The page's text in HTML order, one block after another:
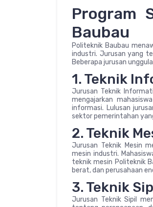
Program
Baubau
Politeknik Baubau
industri. Jurusan yang
Beberapa jurusan
1. Teknik
Jurusan Teknik
mengajarkan
informasi. Lulusan
sektor pemerintahan
2. Teknik
Jurusan Teknik Mesin
mesin industri.
teknik mesin Politeknik
berat, dan perusahaan
3. Teknik
Jurusan Teknik Sipil